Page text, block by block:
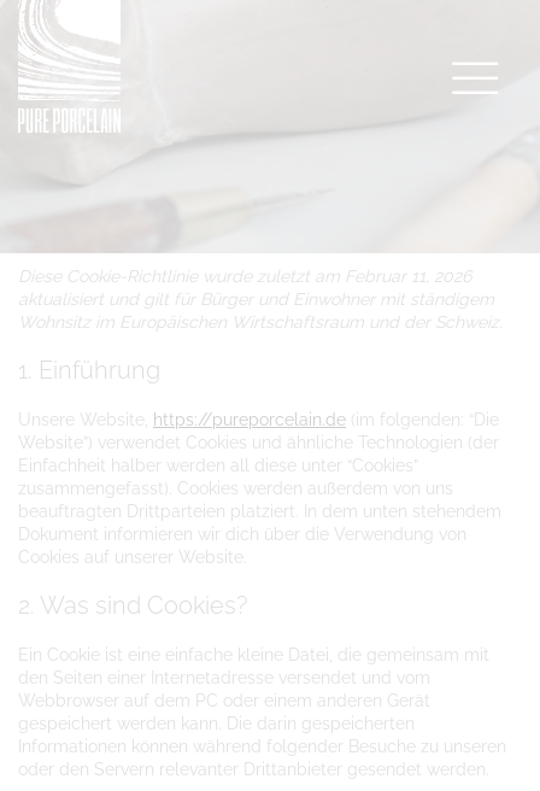
Diese Cookie-Richtlinie wurde zuletzt am Februar 11, 2026
aktualisiert und gilt für Bürger und Einwohner mit ständigem
Wohnsitz im Europäischen Wirtschaftsraum und der Schweiz.
1. Einführung
Unsere Website, https://pureporcelain.de (im folgenden: “Die
Website”) verwendet Cookies und ähnliche Technologien (der
Einfachheit halber werden all diese unter “Cookies”
zusammengefasst). Cookies werden außerdem von uns
beauftragten Drittparteien platziert. In dem unten stehendem
Dokument informieren wir dich über die Verwendung von
Cookies auf unserer Website.
2. Was sind Cookies?
Ein Cookie ist eine einfache kleine Datei, die gemeinsam mit
den Seiten einer Internetadresse versendet und vom
Webbrowser auf dem PC oder einem anderen Gerät
gespeichert werden kann. Die darin gespeicherten
Informationen können während folgender Besuche zu unseren
oder den Servern relevanter Drittanbieter gesendet werden.